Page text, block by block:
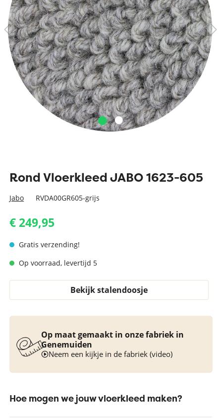
Rond Vloerkleed JABO 1623-605
Jabo RVDA00GR605-grijs
€ 249,95
Gratis verzending!
Op voorraad, levertijd 5
Bekijk stalendoosje
Op maat gemaakt in onze fabriek in
Genemuiden
Neem een kijkje in de fabriek (video)
Hoe mogen we jouw vloerkleed maken?